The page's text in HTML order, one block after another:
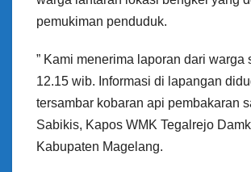
pemukiman penduduk.
” Kami menerima laporan dari warga
12.15 wib. Informasi di lapangan
tersambar kobaran api pembakaran
Sabikis, Kapos WMK Tegalrejo
Kabupaten Magelang.